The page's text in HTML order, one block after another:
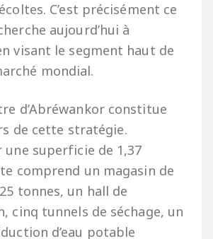
C’est précisément ce
aujourd’hui à
visant le segment haut de
mondial.
d’Abréwankor constitue
de cette stratégie.
superficie de 1,37
comprend un magasin de
tonnes, un hall de
cinq tunnels de séchage, un
d’eau potable